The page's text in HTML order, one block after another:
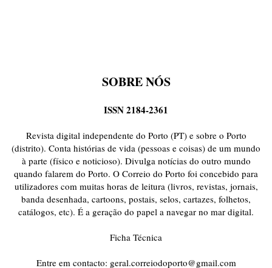
SOBRE NÓS
ISSN 2184-2361
Revista digital independente do Porto (PT) e sobre o Porto
(distrito). Conta histórias de vida (pessoas e coisas) de um mundo
à parte (físico e noticioso). Divulga notícias do outro mundo
quando falarem do Porto. O Correio do Porto foi concebido para
utilizadores com muitas horas de leitura (livros, revistas, jornais,
banda desenhada, cartoons, postais, selos, cartazes, folhetos,
catálogos, etc). É a geração do papel a navegar no mar digital.
Ficha Técnica
Entre em contacto: geral.correiodoporto@gmail.com